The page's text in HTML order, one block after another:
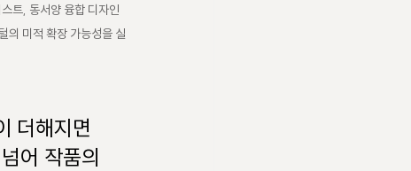
트, 동서양 융합 디자인
의 미적 확장 가능성을 실
더해지면
어 작품의